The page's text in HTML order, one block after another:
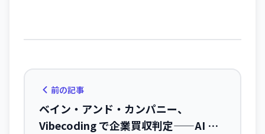
前の記事
ベイン・アンド・カンパニー、
Vibecoding で企業買収判定——AI レプ